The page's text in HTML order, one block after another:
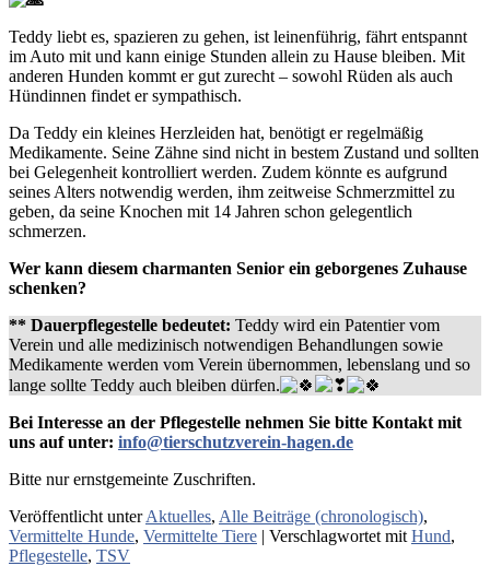
Teddy liebt es, spazieren zu gehen, ist leinenführig, fährt entspannt
im Auto mit und kann einige Stunden allein zu Hause bleiben. Mit
anderen Hunden kommt er gut zurecht – sowohl Rüden als auch
Hündinnen findet er sympathisch.
Da Teddy ein kleines Herzleiden hat, benötigt er regelmäßig
Medikamente. Seine Zähne sind nicht in bestem Zustand und sollten
bei Gelegenheit kontrolliert werden. Zudem könnte es aufgrund
seines Alters notwendig werden, ihm zeitweise Schmerzmittel zu
geben, da seine Knochen mit 14 Jahren schon gelegentlich
schmerzen.
Wer kann diesem charmanten Senior ein geborgenes Zuhause
schenken?
** Dauerpflegestelle bedeutet: Teddy wird ein Patentier vom
Verein und alle medizinisch notwendigen Behandlungen sowie
Medikamente werden vom Verein übernommen, lebenslang und so
lange sollte Teddy auch bleiben dürfen.
Bei Interesse an der Pflegestelle nehmen Sie bitte Kontakt mit
uns auf unter: info@tierschutzverein-hagen.de
Bitte nur ernstgemeinte Zuschriften.
Veröffentlicht unter Aktuelles, Alle Beiträge (chronologisch),
Vermittelte Hunde, Vermittelte Tiere | Verschlagwortet mit Hund,
Pflegestelle, TSV